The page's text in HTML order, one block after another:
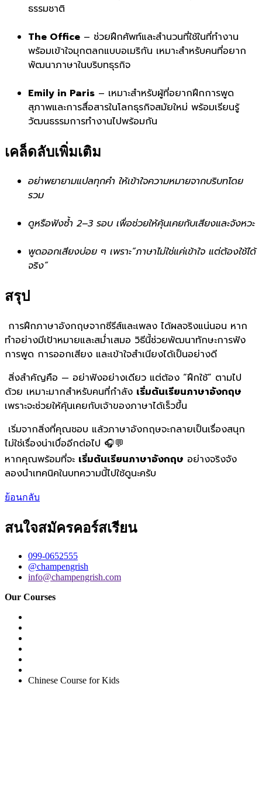
ธรรมชาติ
The Office – ช่วยฝึกศัพท์และสำนวนที่ใช้ในที่ทำงาน
พร้อมเข้าใจมุกตลกแบบอเมริกัน เหมาะสำหรับคนที่อยาก
พัฒนาภาษาในบริบทธุรกิจ
Emily in Paris – เหมาะสำหรับผู้ที่อยากฝึกการพูด
สุภาพและการสื่อสารในโลกธุรกิจสมัยใหม่ พร้อมเรียนรู้
วัฒนธรรมการทำงานไปพร้อมกัน
เคล็ดลับเพิ่มเติม
อย่าพยายามแปลทุกคำ ให้เข้าใจความหมายจากบริบทโดย
รวม
ดูหรือฟังซ้ำ 2–3 รอบ เพื่อช่วยให้คุ้นเคยกับเสียงและจังหวะ
พูดออกเสียงบ่อย ๆ เพราะ“ภาษาไม่ใช่แค่เข้าใจ แต่ต้องใช้ได้
จริง”
สรุป
การฝึกภาษาอังกฤษจากซีรีส์และเพลง ได้ผลจริงแน่นอน หาก
ทำอย่างมีเป้าหมายและสม่ำเสมอ วิธีนี้ช่วยพัฒนาทักษะการฟัง
การพูด การออกเสียง และเข้าใจสำเนียงได้เป็นอย่างดี
สิ่งสำคัญคือ — อย่าฟังอย่างเดียว แต่ต้อง “ฝึกใช้” ตามไป
ด้วย เหมาะมากสำหรับคนที่กำลัง เริ่มต้นเรียนภาษาอังกฤษ
เพราะจะช่วยให้คุ้นเคยกับเจ้าของภาษาได้เร็วขึ้น
เริ่มจากสิ่งที่คุณชอบ แล้วภาษาอังกฤษจะกลายเป็นเรื่องสนุก
ไม่ใช่เรื่องน่าเบื่ออีกต่อไป 🎧💬
หากคุณพร้อมที่จะ เริ่มต้นเรียนภาษาอังกฤษ อย่างจริงจัง
ลองนำเทคนิคในบทความนี้ไปใช้ดูนะครับ
ย้อนกลับ
สนใจสมัครคอร์สเรียน
099-0652555
@champengrish
info@champengrish.com
Our Courses
Chinese Course for Kids